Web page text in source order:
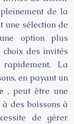
de la
une sélection de
option plus
des invités
La
en payant un
, peut être une
des boissons à
de gérer